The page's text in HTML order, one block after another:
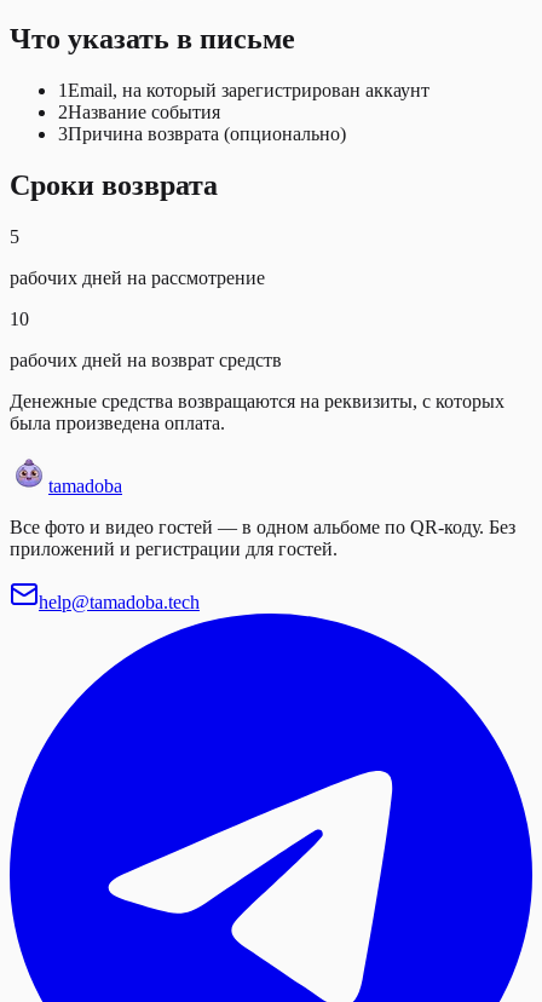
Что указать в письме
1Email, на который зарегистрирован аккаунт
2Название события
3Причина возврата (опционально)
Сроки возврата
5
рабочих дней на рассмотрение
10
рабочих дней на возврат средств
Денежные средства возвращаются на реквизиты, с которых
была произведена оплата.
tamadoba
Все фото и видео гостей — в одном альбоме по QR-коду. Без
приложений и регистрации для гостей.
help@tamadoba.tech